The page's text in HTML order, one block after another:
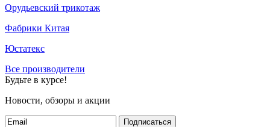
Орудьевский трикотаж
Фабрики Китая
Юстатекс
Все производители
Будьте в курсе!
Новости, обзоры и акции
Подписаться